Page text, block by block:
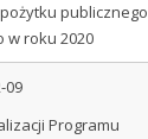
publicznego
w roku 2020
09
Programu